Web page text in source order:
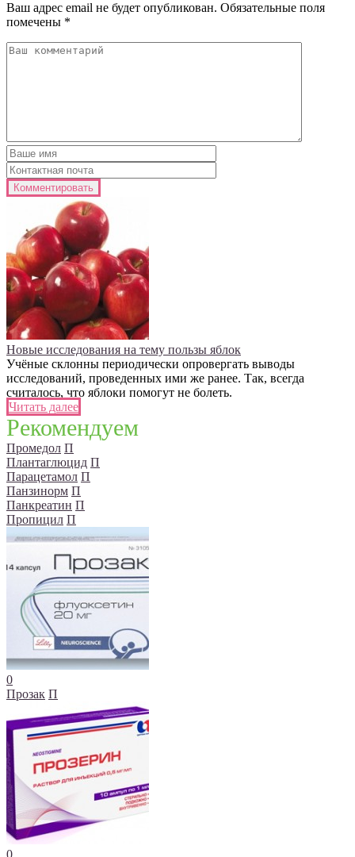
Ваш адрес email не будет опубликован. Обязательные поля
помечены *
Новые исследования на тему пользы яблок
Учёные склонны периодически опровергать выводы
исследований, проведенных ими же ранее. Так, всегда
считалось, что яблоки помогут не болеть.
Читать далее
Рекомендуем
Промедол П
Плантаглюцид П
Парацетамол П
Панзинорм П
Панкреатин П
Пропицил П
0
Прозак П